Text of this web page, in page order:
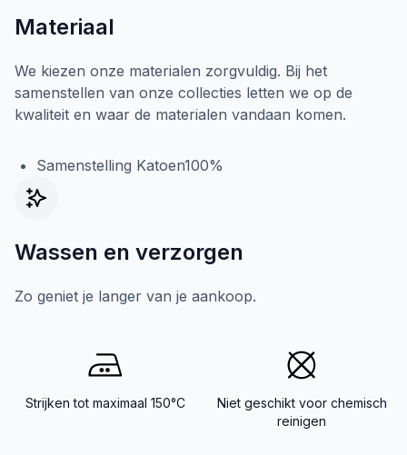
Materiaal
We kiezen onze materialen zorgvuldig. Bij het
samenstellen van onze collecties letten we op de
kwaliteit en waar de materialen vandaan komen.
Samenstelling Katoen100%
Wassen en verzorgen
Zo geniet je langer van je aankoop.
Strijken tot maximaal 150°C
Niet geschikt voor chemisch
reinigen